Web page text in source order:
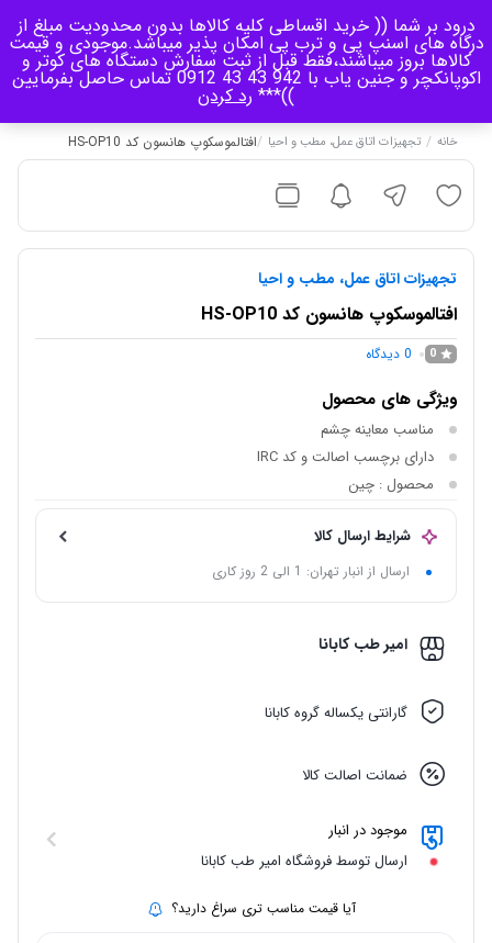
منو
0
خانه / تجهیزات اتاق عمل، مطب و احیا /افتالموسکوپ هانسون کد HS-OP10
تجهیزات اتاق عمل، مطب و احیا
افتالموسکوپ هانسون کد HS-OP10
0
0 دیدگاه
ویژگی های محصول
مناسب معاینه چشم
دارای برچسب اصالت و کد IRC
محصول : چین
شرایط ارسال کالا
ارسال از انبار تهران: 1 الی 2 روز کاری
امیر طب کابانا
گارانتی یکساله گروه کابانا
ضمانت اصالت کالا
موجود در انبار
ارسال توسط فروشگاه امیر طب کابانا
آیا قیمت مناسب تری سراغ دارید؟
درود بر شما (( خرید اقساطی کلیه کالاها بدون محدودیت مبلغ از
درگاه های اسنپ پی و ترب پی امکان پذیر میباشد.موجودی و قیمت
کالاها بروز میباشند،فقط قبل از ثبت سفارش دستگاه های کوتر و
اکوپانکچر و جنین یاب با 942 43 43 0912 تماس حاصل بفرمایین
))*** رد کردن